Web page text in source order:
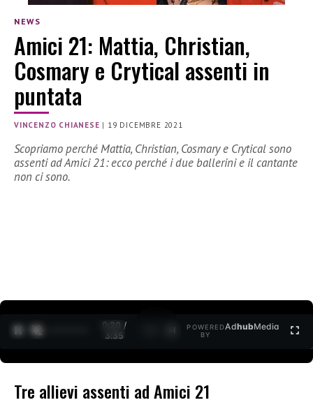
NEWS
Amici 21: Mattia, Christian,
Cosmary e Crytical assenti in
puntata
VINCENZO CHIANESE | 19 DICEMBRE 2021
Scopriamo perché Mattia, Christian, Cosmary e Crytical sono
assenti ad Amici 21: ecco perché i due ballerini e il cantante
non ci sono.
0:21 /
3:35
POWERED
BY
AdhubMedia
Tre allievi assenti ad Amici 21